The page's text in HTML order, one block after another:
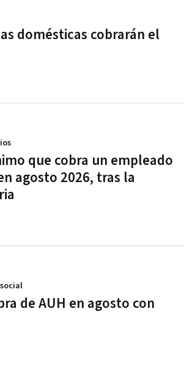
domésticas cobrarán el
que cobra un empleado
agosto 2026, tras la
de AUH en agosto con